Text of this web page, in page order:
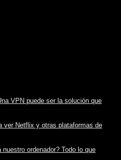
VPN puede ser la solución que
ver Netflix y otras plataformas de
ordenador? Todo lo que